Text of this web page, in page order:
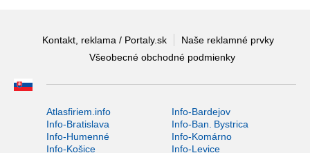
Kontakt, reklama / Portaly.sk
Naše reklamné prvky
Všeobecné obchodné podmienky
Atlasfiriem.info
Info-Bardejov
Info-Bratislava
Info-Ban. Bystrica
Info-Humenné
Info-Komárno
Info-Košice
Info-Levice